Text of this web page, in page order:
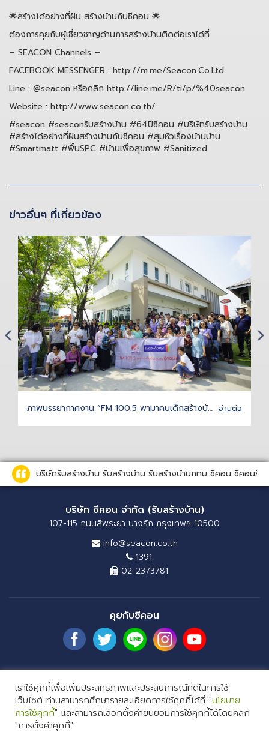
🌟สร้างได้อย่างที่ฝัน สร้างบ้านกับซีคอน 🌟
ต้องการคุยกับผู้เชี่ยวชาญด้านการสร้างบ้านติดต่อเราได้ที่
– SEACON Channels –
FACEBOOK MESSENGER : http://m.me/Seacon.Co.Ltd
Line : @seacon หรือคลิก http://line.me/R/ti/p/%40seacon
Website : http://www.seacon.co.th/
#seacon #seaconรับสร้างบ้าน #64ปีซีคอน #บริษัทรับสร้างบ้าน
#สร้างได้อย่างที่ฝันสร้างบ้านกับซีคอน #สุมหัวเรื่องบ้านบ้าน
#Smartmatt #พื้นSPC #บ้านเพื่อสุขภาพ #Sanitized
ข่าวอื่นๆ ที่เกี่ยวข้อง
อ่านต่อ
ภาพบรรยากาศงาน “FM 100.5 พามาคบเด็กสร้างบ้าน กับ ซีคอนโฮม” 16 ก.พ. 2562
บริษัทรับสร้างบ้าน รับสร้างบ้าน รับสร้างบ้านกทม ซีคอน ซีคอนรั
บริษัท ซีคอน จำกัด (รับสร้างบ้าน)
107-115 ถนนสี่พระยา บางรัก กรุงเทพฯ 10500
info@seacon.co.th
1391
02-2373781
คุยกับซีคอน
COPYRIGHT 2026 SEACON COMPANY LIMITED. ALL RIGHTS RESERVED
YoudreamWebuild สร้างได้อย่างที่ฝันสร้างบ้านกับซีคอนโฮม
Seaconhomeรับสร้างบ้าน ซีคอนโฮมรับสร้างบ้าน บ้านและสวนแฟร์ ก้อง
สหรัถ แบบบ้านใหม่ แบบบ้านสองชั้น บริษัทรับสร้างบ้าน รับสร้างบ้านในพื้นที่
รับสร้างบ้านกทมและปริมณฑล
เราใช้คุกกี้เพื่อเพิ่มประสิทธิภาพและประสบการณ์ที่ดีในการใช้
เว็บไซต์ ท่านสามารถศึกษารายละเอียดการใช้คุกกี้ได้ที่ "นโยบาย
การใช้คุกกี้" และสามารถเลือกตั้งค่ายินยอมการใช้คุกกี้ได้โดยคลิก
"การตั้งค่าคุกกี้"